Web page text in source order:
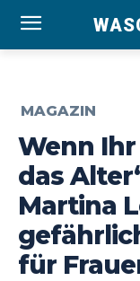
MAGAZIN
Wenn
das
Martina
für